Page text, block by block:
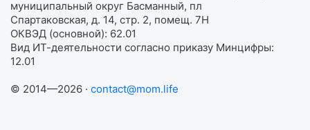
муниципальный округ Басманный, пл
Спартаковская, д. 14, стр. 2, помещ. 7Н
ОКВЭД (основной): 62.01
Вид ИТ-деятельности согласно приказу Минцифры:
12.01
© 2014—2026 · contact@mom.life